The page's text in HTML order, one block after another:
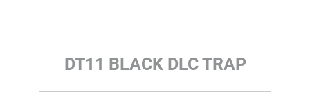
DT11 BLACK DLC TRAP